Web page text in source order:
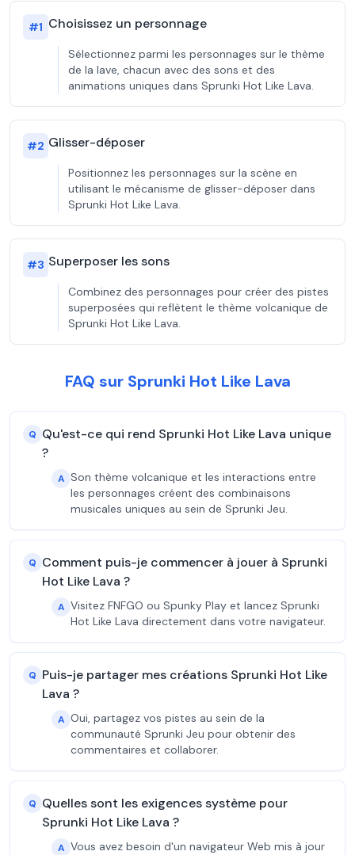
#1 Choisissez un personnage
Sélectionnez parmi les personnages sur le thème
de la lave, chacun avec des sons et des
animations uniques dans Sprunki Hot Like Lava.
#2 Glisser-déposer
Positionnez les personnages sur la scène en
utilisant le mécanisme de glisser-déposer dans
Sprunki Hot Like Lava.
#3 Superposer les sons
Combinez des personnages pour créer des pistes
superposées qui reflètent le thème volcanique de
Sprunki Hot Like Lava.
FAQ sur Sprunki Hot Like Lava
Q Qu'est-ce qui rend Sprunki Hot Like Lava unique
?
A Son thème volcanique et les interactions entre
les personnages créent des combinaisons
musicales uniques au sein de Sprunki Jeu.
Q Comment puis-je commencer à jouer à Sprunki
Hot Like Lava ?
A Visitez FNFGO ou Spunky Play et lancez Sprunki
Hot Like Lava directement dans votre navigateur.
Q Puis-je partager mes créations Sprunki Hot Like
Lava ?
A Oui, partagez vos pistes au sein de la
communauté Sprunki Jeu pour obtenir des
commentaires et collaborer.
Q Quelles sont les exigences système pour
Sprunki Hot Like Lava ?
A Vous avez besoin d'un navigateur Web mis à jour